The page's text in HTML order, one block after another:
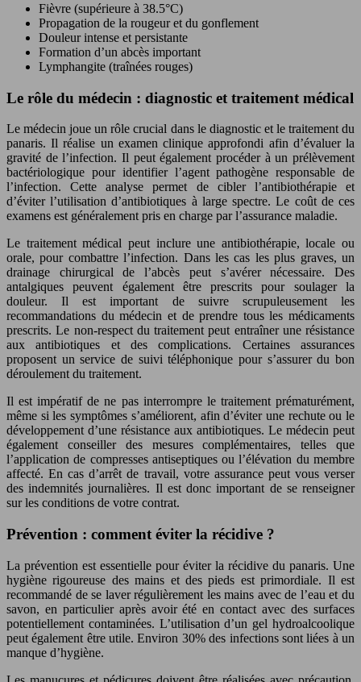
Fièvre (supérieure à 38.5°C)
Propagation de la rougeur et du gonflement
Douleur intense et persistante
Formation d’un abcès important
Lymphangite (traînées rouges)
Le rôle du médecin : diagnostic et traitement médical
Le médecin joue un rôle crucial dans le diagnostic et le traitement du
panaris. Il réalise un examen clinique approfondi afin d’évaluer la
gravité de l’infection. Il peut également procéder à un prélèvement
bactériologique pour identifier l’agent pathogène responsable de
l’infection. Cette analyse permet de cibler l’antibiothérapie et
d’éviter l’utilisation d’antibiotiques à large spectre. Le coût de ces
examens est généralement pris en charge par l’assurance maladie.
Le traitement médical peut inclure une antibiothérapie, locale ou
orale, pour combattre l’infection. Dans les cas les plus graves, un
drainage chirurgical de l’abcès peut s’avérer nécessaire. Des
antalgiques peuvent également être prescrits pour soulager la
douleur. Il est important de suivre scrupuleusement les
recommandations du médecin et de prendre tous les médicaments
prescrits. Le non-respect du traitement peut entraîner une résistance
aux antibiotiques et des complications. Certaines assurances
proposent un service de suivi téléphonique pour s’assurer du bon
déroulement du traitement.
Il est impératif de ne pas interrompre le traitement prématurément,
même si les symptômes s’améliorent, afin d’éviter une rechute ou le
développement d’une résistance aux antibiotiques. Le médecin peut
également conseiller des mesures complémentaires, telles que
l’application de compresses antiseptiques ou l’élévation du membre
affecté. En cas d’arrêt de travail, votre assurance peut vous verser
des indemnités journalières. Il est donc important de se renseigner
sur les conditions de votre contrat.
Prévention : comment éviter la récidive ?
La prévention est essentielle pour éviter la récidive du panaris. Une
hygiène rigoureuse des mains et des pieds est primordiale. Il est
recommandé de se laver régulièrement les mains avec de l’eau et du
savon, en particulier après avoir été en contact avec des surfaces
potentiellement contaminées. L’utilisation d’un gel hydroalcoolique
peut également être utile. Environ 30% des infections sont liées à un
manque d’hygiène.